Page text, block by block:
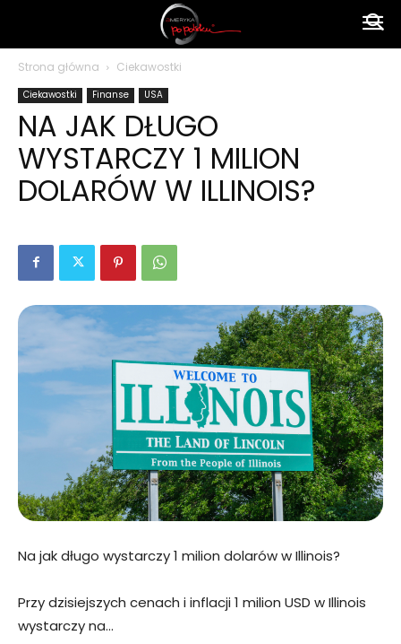
polsku
Strona główna Ciekawostki
Ciekawostki Finanse USA
NA JAK DŁUGO
WYSTARCZY 1 MILION
DOLARÓW W ILLINOIS?
Na jak długo wystarczy 1 milion dolarów w Illinois?
Przy dzisiejszych cenach i inflacji 1 milion USD w Illinois
wystarczy na…